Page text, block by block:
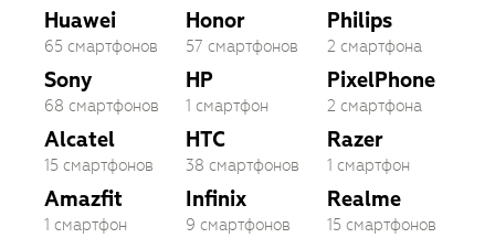
Huawei
65 смартфонов
Sony
68 смартфонов
Alcatel
15 смартфонов
Amazfit
1 смартфон
Honor
57 смартфонов
HP
1 смартфон
HTC
38 смартфонов
Infinix
9 смартфонов
Philips
2 смартфона
PixelPhone
2 смартфона
Razer
1 смартфон
Realme
15 смартфонов